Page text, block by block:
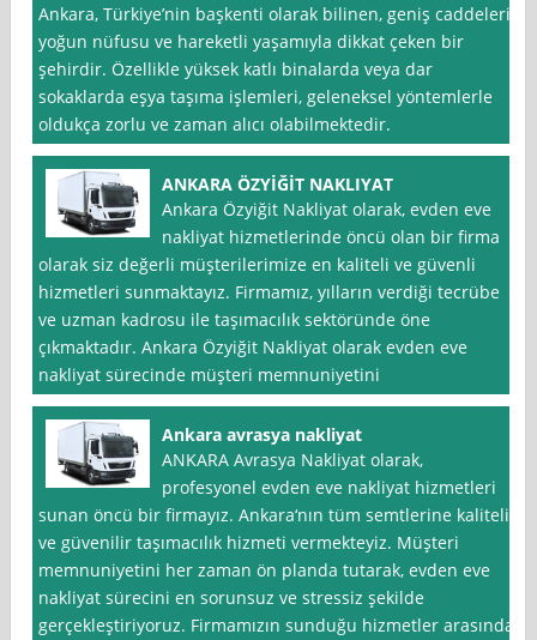
Ankara, Türkiye’nin başkenti olarak bilinen, geniş caddeleri,
yoğun nüfusu ve hareketli yaşamıyla dikkat çeken bir
şehirdir. Özellikle yüksek katlı binalarda veya dar
sokaklarda eşya taşıma işlemleri, geleneksel yöntemlerle
oldukça zorlu ve zaman alıcı olabilmektedir.
ANKARA ÖZYİĞİT NAKLIYAT
Ankara Özyiğit Nakliyat olarak, evden eve
nakliyat hizmetlerinde öncü olan bir firma
olarak siz değerli müşterilerimize en kaliteli ve güvenli
hizmetleri sunmaktayız. Firmamız, yılların verdiği tecrübe
ve uzman kadrosu ile taşımacılık sektöründe öne
çıkmaktadır. Ankara Özyiğit Nakliyat olarak evden eve
nakliyat sürecinde müşteri memnuniyetini
Ankara avrasya nakliyat
ANKARA Avrasya Nakliyat olarak,
profesyonel evden eve nakliyat hizmetleri
sunan öncü bir firmayız. Ankara‘nın tüm semtlerine kaliteli
ve güvenilir taşımacılık hizmeti vermekteyiz. Müşteri
memnuniyetini her zaman ön planda tutarak, evden eve
nakliyat sürecini en sorunsuz ve stressiz şekilde
gerçekleştiriyoruz. Firmamızın sunduğu hizmetler arasında,